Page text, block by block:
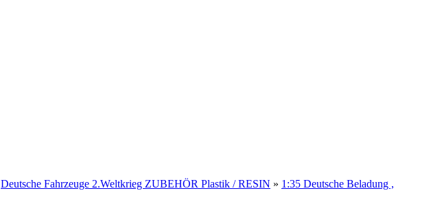
Deutsche Fahrzeuge 2.Weltkrieg ZUBEHÖR Plastik / RESIN » 1:35 Deutsche Beladung ,